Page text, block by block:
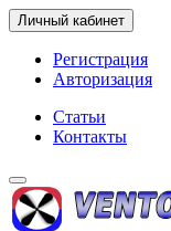
Личный кабинет
Регистрация
Авторизация
Статьи
Контакты